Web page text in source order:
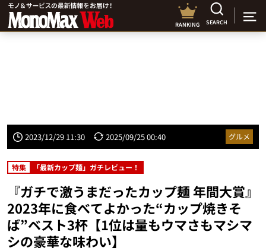
RANKING SEARCH
2023/12/29 11:30 2025/09/25 00:40 グルメ
特集 「最新カップ麺」ガチレビュー！
『ガチで激うまだったカップ麺 年間大賞』
2023年に食べてよかった“カップ焼きそ
ば”ベスト3杯【1位は量もウマさもマシマ
シの豪華な味わい】